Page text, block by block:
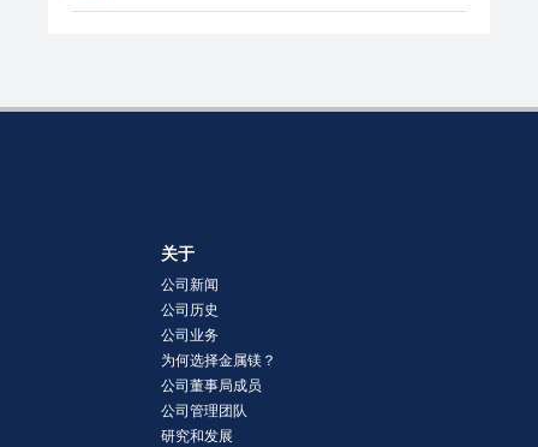
关于
公司新闻
公司历史
公司业务
为何选择金属镁？
公司董事局成员
公司管理团队
研究和发展